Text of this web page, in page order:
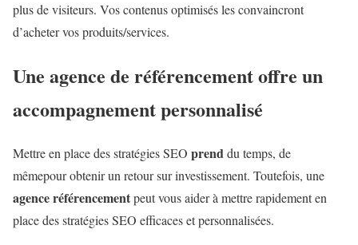
plus de visiteurs. Vos contenus optimisés les convaincront
d’acheter vos produits/services.
Une agence de référencement offre un
accompagnement personnalisé
Mettre en place des stratégies SEO prenddu temps, de
mêmepour obtenir un retour sur investissement. Toutefois, une
agence référencementpeut vous aider à mettre rapidement en
place des stratégies SEO efficaces et personnalisées.